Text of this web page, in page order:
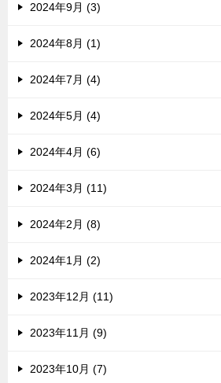
2024年9月 (3)
2024年8月 (1)
2024年7月 (4)
2024年5月 (4)
2024年4月 (6)
2024年3月 (11)
2024年2月 (8)
2024年1月 (2)
2023年12月 (11)
2023年11月 (9)
2023年10月 (7)